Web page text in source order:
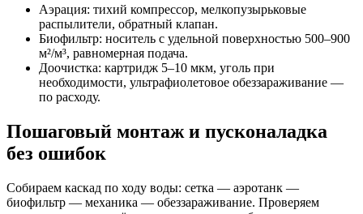
Аэрация: тихий компрессор, мелкопузырьковые
распылители, обратный клапан.
Биофильтр: носитель с удельной поверхностью 500–900
м²/м³, равномерная подача.
Доочистка: картридж 5–10 мкм, уголь при
необходимости, ультрафиолетовое обеззараживание —
по расходу.
Пошаговый монтаж и пусконаладка
без ошибок
Собираем каскад по ходу воды: сетка — аэротанк —
биофильтр — механика — обеззараживание. Проверяем